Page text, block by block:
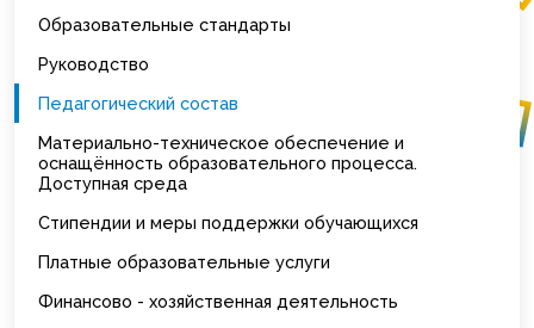
Образовательные стандарты
Руководство
Педагогический состав
Материально-техническое обеспечение и
оснащённость образовательного процесса.
Доступная среда
Стипендии и меры поддержки обучающихся
Платные образовательные услуги
Финансово - хозяйственная деятельность